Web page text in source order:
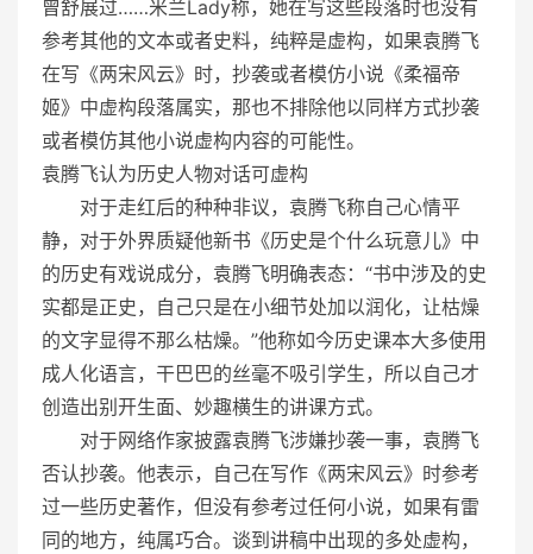
曾舒展过……米兰Lady称，她在写这些段落时也没有
参考其他的文本或者史料，纯粹是虚构，如果袁腾飞
在写《两宋风云》时，抄袭或者模仿小说《柔福帝
姬》中虚构段落属实，那也不排除他以同样方式抄袭
或者模仿其他小说虚构内容的可能性。
袁腾飞认为历史人物对话可虚构
对于走红后的种种非议，袁腾飞称自己心情平
静，对于外界质疑他新书《历史是个什么玩意儿》中
的历史有戏说成分，袁腾飞明确表态：“书中涉及的史
实都是正史，自己只是在小细节处加以润化，让枯燥
的文字显得不那么枯燥。”他称如今历史课本大多使用
成人化语言，干巴巴的丝毫不吸引学生，所以自己才
创造出别开生面、妙趣横生的讲课方式。
对于网络作家披露袁腾飞涉嫌抄袭一事，袁腾飞
否认抄袭。他表示，自己在写作《两宋风云》时参考
过一些历史著作，但没有参考过任何小说，如果有雷
同的地方，纯属巧合。谈到讲稿中出现的多处虚构，